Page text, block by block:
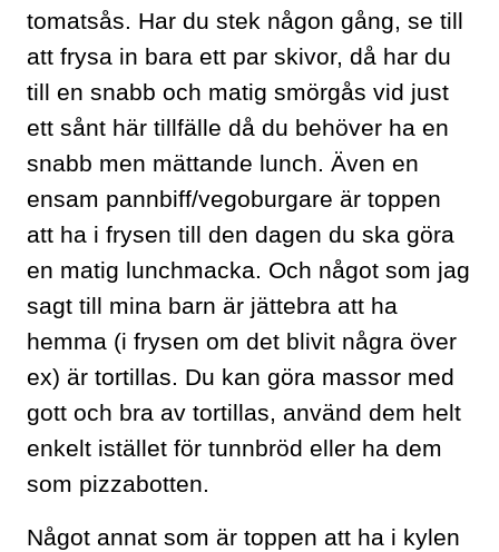
tomatsås. Har du stek någon gång, se till
att frysa in bara ett par skivor, då har du
till en snabb och matig smörgås vid just
ett sånt här tillfälle då du behöver ha en
snabb men mättande lunch. Även en
ensam pannbiff/vegoburgare är toppen
att ha i frysen till den dagen du ska göra
en matig lunchmacka. Och något som jag
sagt till mina barn är jättebra att ha
hemma (i frysen om det blivit några över
ex) är tortillas. Du kan göra massor med
gott och bra av tortillas, använd dem helt
enkelt istället för tunnbröd eller ha dem
som pizzabotten.
Något annat som är toppen att ha i kylen